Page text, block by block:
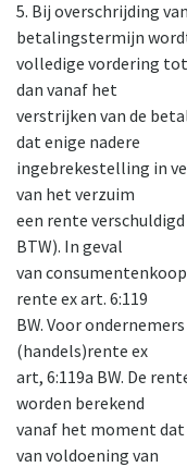
5. Bij overschrijding
betalingstermijn
volledige vordering
dan vanaf het
verstrijken van de
dat enige nadere
ingebrekestelling in
van het verzuim
een rente
BTW). In geval
van
rente ex art. 6:119
BW. Voor
(handels)rente ex
art, 6:119a BW. De
worden berekend
vanaf het moment
van voldoening van